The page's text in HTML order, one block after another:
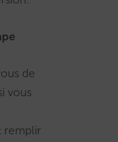
de
vous
remplir